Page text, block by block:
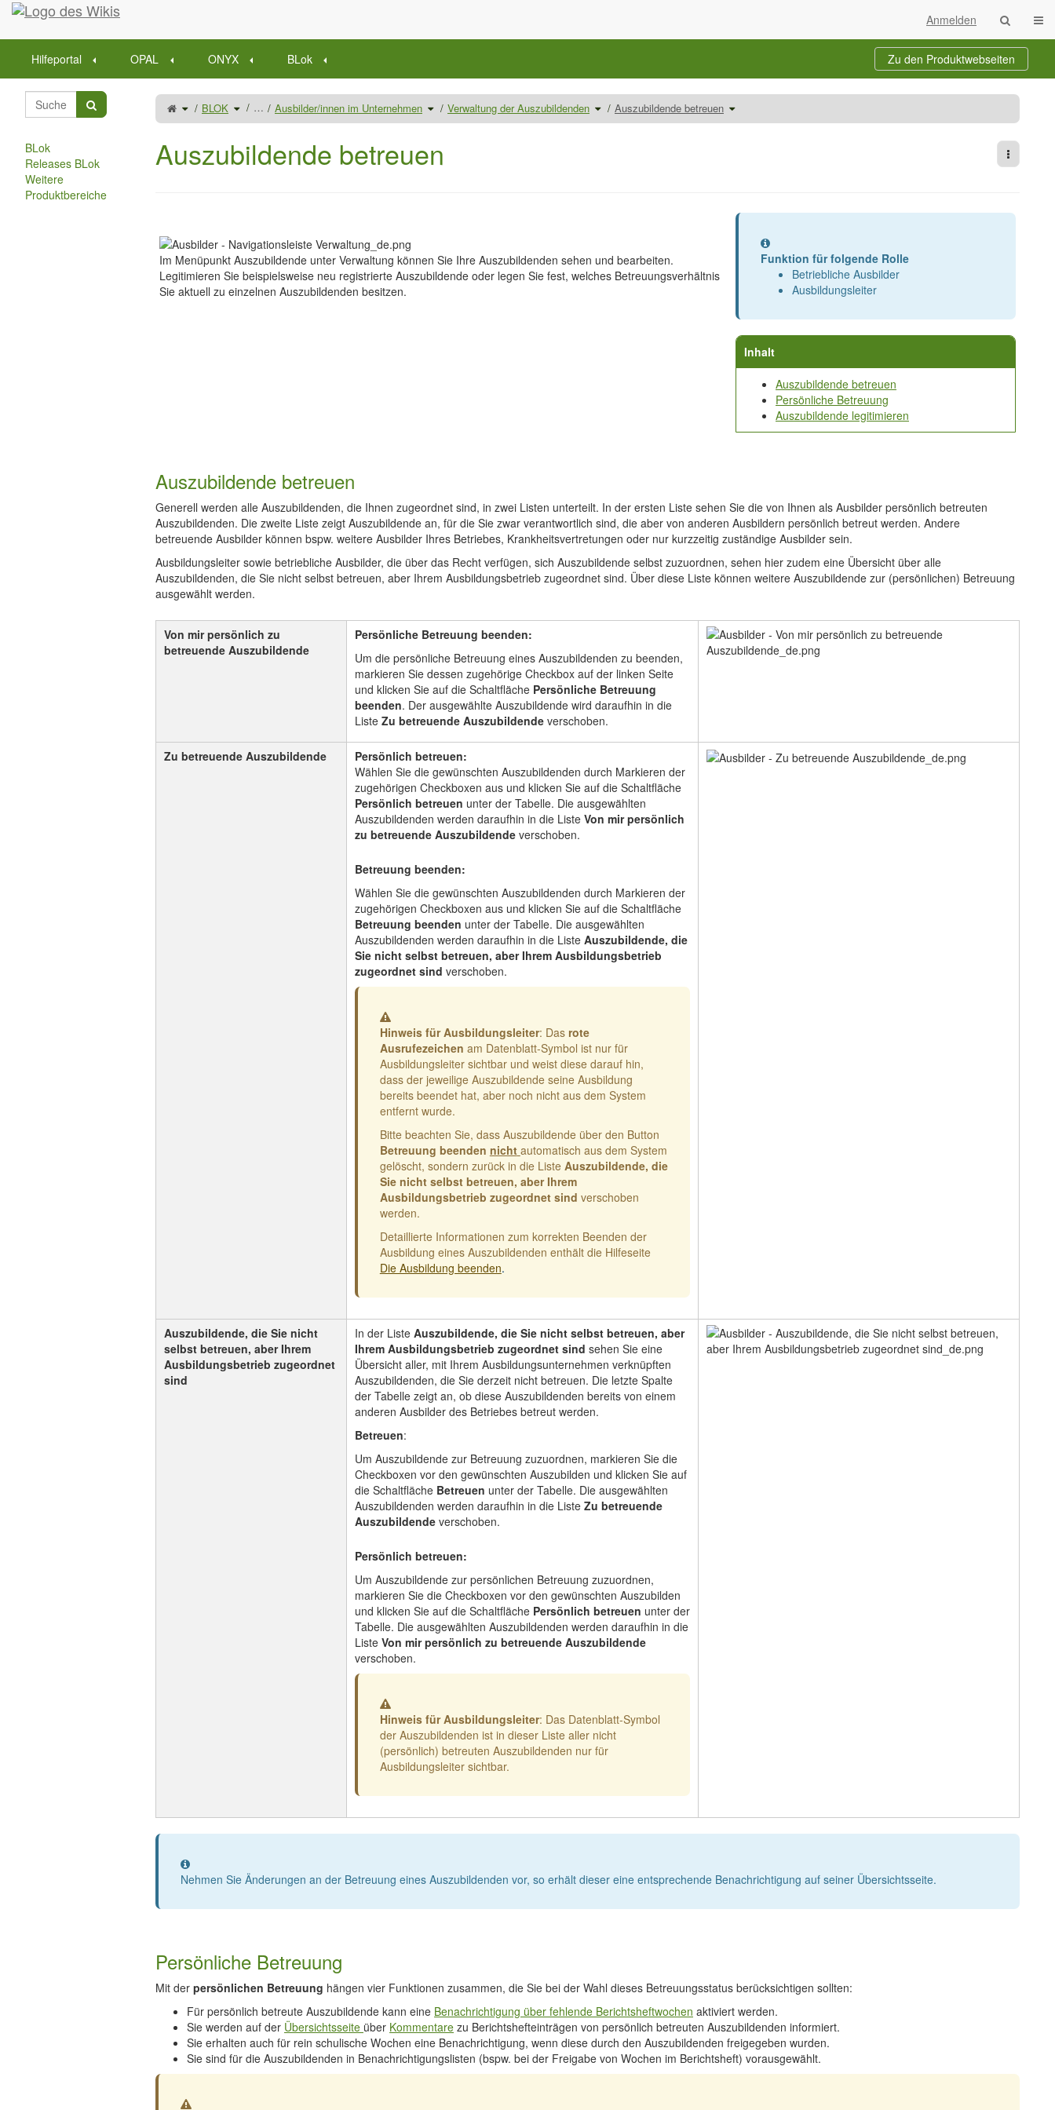
Startseite
Anmelden
Hilfeportal OPAL ONYX BLok Zu den Produktwebseiten
Schalte
denübergeordneten
Baum
von
BLOK Schalte
denVerzeichnisbaum
unter
BLOK
… Ausbilder/innen im Unternehmen Schalte
denVerzeichnisbaum
unter
Ausbilder/innen
Verwaltung der Auszubildenden Schalte
denVerzeichnisbaum
unter
Verwaltung
Auszubildende betreuen Schalte
den
unter
Auszubildende
Auszubildende betreuen Weitere
Im Menüpunkt Auszubildende unter Verwaltung können Sie Ihre Auszubildenden sehen und bearbeiten.
Legitimieren Sie beispielsweise neu registrierte Auszubildende oder legen Sie fest, welches Betreuungsverhältnis
Sie aktuell zu einzelnen Auszubildenden besitzen.
Information
Funktion für folgende Rolle
Betriebliche Ausbilder
Ausbildungsleiter
Inhalt
Auszubildende betreuen
Persönliche Betreuung
Auszubildende legitimieren
Auszubildende betreuen
Generell werden alle Auszubildenden, die Ihnen zugeordnet sind, in zwei Listen unterteilt. In der ersten Liste sehen Sie die von Ihnen als Ausbilder persönlich betreuten
Auszubildenden. Die zweite Liste zeigt Auszubildende an, für die Sie zwar verantwortlich sind, die aber von anderen Ausbildern persönlich betreut werden. Andere
betreuende Ausbilder können bspw. weitere Ausbilder Ihres Betriebes, Krankheitsvertretungen oder nur kurzzeitig zuständige Ausbilder sein.
Ausbildungsleiter sowie betriebliche Ausbilder, die über das Recht verfügen, sich Auszubildende selbst zuzuordnen, sehen hier zudem eine Übersicht über alle
Auszubildenden, die Sie nicht selbst betreuen, aber Ihrem Ausbildungsbetrieb zugeordnet sind. Über diese Liste können weitere Auszubildende zur (persönlichen) Betreuung
ausgewählt werden.
Von mir persönlich zu
betreuende Auszubildende
Persönliche Betreuung beenden:
Um die persönliche Betreuung eines Auszubildenden zu beenden,
markieren Sie dessen zugehörige Checkbox auf der linken Seite
und klicken Sie auf die Schaltfläche Persönliche Betreuung
beenden. Der ausgewählte Auszubildende wird daraufhin in die
Liste Zu betreuende Auszubildende verschoben.
Zu betreuende Auszubildende
Persönlich betreuen:
Wählen Sie die gewünschten Auszubildenden durch Markieren der
zugehörigen Checkboxen aus und klicken Sie auf die Schaltfläche
Persönlich betreuen unter der Tabelle. Die ausgewählten
Auszubildenden werden daraufhin in die Liste Von mir persönlich
zu betreuende Auszubildendeverschoben.
Betreuung beenden:
Wählen Sie die gewünschten Auszubildenden durch Markieren der
zugehörigen Checkboxen aus und klicken Sie auf die Schaltfläche
Betreuung beenden unter der Tabelle. Die ausgewählten
Auszubildenden werden daraufhin in die Liste Auszubildende, die
Sie nicht selbst betreuen, aber Ihrem Ausbildungsbetrieb
zugeordnet sind verschoben.
Warnung
Hinweis für Ausbildungsleiter: Dasrote
Ausrufezeichen am Datenblatt-Symbol ist nur für
Ausbildungsleiter sichtbar und weist diese darauf hin,
dass der jeweilige Auszubildende seine Ausbildung
bereits beendet hat, aber noch nicht aus dem System
entfernt wurde.
Bitte beachten Sie, dass Auszubildende über den Button
Betreuung beenden nicht automatisch aus dem System
gelöscht, sondern zurück in die Liste Auszubildende, die
Sie nicht selbst betreuen, aber Ihrem
Ausbildungsbetrieb zugeordnet sind verschoben
werden.
Detaillierte Informationen zum korrekten Beenden der
Ausbildung eines Auszubildenden enthält die Hilfeseite
Die Ausbildung beenden.
Auszubildende, die Sie nicht
selbst betreuen, aber Ihrem
Ausbildungsbetrieb zugeordnet
sind
In der Liste Auszubildende, die Sie nicht selbst betreuen, aber
Ihrem Ausbildungsbetrieb zugeordnet sind sehen Sie eine
Übersicht aller, mit Ihrem Ausbildungsunternehmen verknüpften
Auszubildenden, die Sie derzeit nicht betreuen. Die letzte Spalte
der Tabelle zeigt an, ob diese Auszubildenden bereits von einem
anderen Ausbilder des Betriebes betreut werden.
Betreuen:
Um Auszubildende zur Betreuung zuzuordnen, markieren Sie die
Checkboxen vor den gewünschten Auszubilden und klicken Sie auf
die SchaltflächeBetreuen unter der Tabelle. Die ausgewählten
Auszubildenden werden daraufhin in die ListeZu betreuende
Auszubildendeverschoben.
Persönlich betreuen:
Um Auszubildende zur persönlichen Betreuung zuzuordnen,
markieren Sie die Checkboxen vor den gewünschten Auszubilden
und klicken Sie auf die Schaltfläche Persönlich betreuen unter der
Tabelle. Die ausgewählten Auszubildenden werden daraufhin in die
Liste Von mir persönlich zu betreuende Auszubildende
verschoben.
Warnung
Hinweis für Ausbildungsleiter: Das Datenblatt-Symbol
der Auszubildenden ist in dieser Liste aller nicht
(persönlich) betreuten Auszubildenden nur für
Ausbildungsleiter sichtbar.
Information
Nehmen Sie Änderungen an der Betreuung eines Auszubildenden vor, so erhält dieser eine entsprechende Benachrichtigung auf seiner Übersichtsseite.
Persönliche Betreuung
Mit der persönlichen Betreuung hängen vier Funktionen zusammen, die Sie bei der Wahl dieses Betreuungsstatus berücksichtigen sollten:
Für persönlich betreute Auszubildende kann eine Benachrichtigung über fehlende Berichtsheftwochen aktiviert werden.
Sie werden auf der Übersichtsseite über Kommentare zu Berichtshefteinträgen von persönlich betreuten Auszubildenden informiert.
Sie erhalten auch für rein schulische Wochen eine Benachrichtigung, wenn diese durch den Auszubildenden freigegeben wurden.
Sie sind für die Auszubildenden in Benachrichtigungslisten (bspw. bei der Freigabe von Wochen im Berichtsheft) vorausgewählt.
Warnung
BLok
Releases BLok
Weitere
Produktbereiche